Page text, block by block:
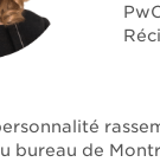
bureau de